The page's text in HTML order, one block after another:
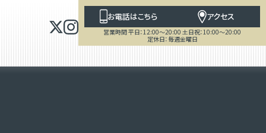
お電話はこちら アクセス
営業時間 平日：12:00～20:00 土日祝：10:00～20:00
定休日：毎週金曜日